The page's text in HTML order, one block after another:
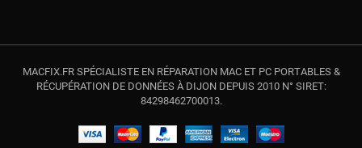
MACFIX.FR SPÉCIALISTE EN RÉPARATION MAC ET PC PORTABLES &
RÉCUPÉRATION DE DONNÉES À DIJON DEPUIS 2010 N° SIRET:
84298462700013.